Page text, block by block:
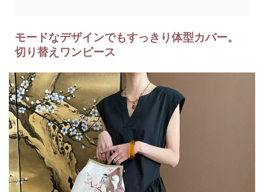
モードなデザインでもすっきり体型カバー。
切り替えワンピース